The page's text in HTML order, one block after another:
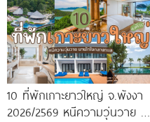
10 ที่พักเกาะยาวใหญ่ จ.พังงา
2026/2569 หนีความวุ่นวาย มา